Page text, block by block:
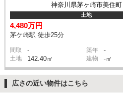
神奈川県茅ヶ崎市美住町
土地
4,480万円
茅ケ崎駅 徒歩25分
間取 - 築年 -
土地 142.40㎡ 建物 -㎡
広さの近い物件はこちら